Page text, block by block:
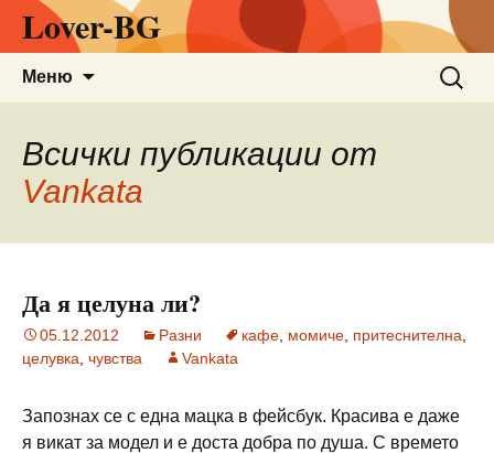
Lover-BG
Меню
за:
Всички публикации от
Vankata
Да я целуна ли?
05.12.2012 Разни кафе момиче притеснителна
целувка чувства Vankata
Запознах се с една мацка в фейсбук. Красива е даже
я викат за модел и е доста добра по душа. С времето